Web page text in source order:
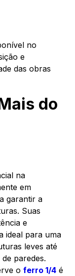
no
e
das obras
do
na
em
garantir a
Suas
e
ideal para uma
leves até
paredes.
oferro 1/4 é